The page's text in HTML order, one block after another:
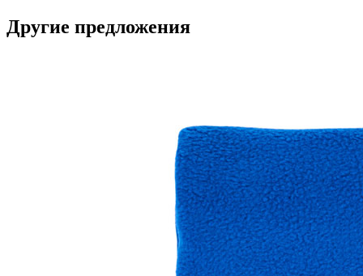
Другие предложения